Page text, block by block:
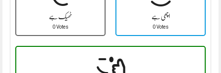
ٹھیک ہے
0 Votes
اچھی ہے
0 Votes